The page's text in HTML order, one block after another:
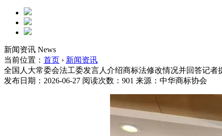
新闻资讯 News
当前位置： 首页 › 新闻资讯
全国人大常委会法工委发言人介绍商标法修改情况并回答记者
发布日期：2026-06-27 阅读次数： 901 来源：中华商标协会